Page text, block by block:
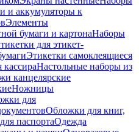
и аккумуляторы к
Элементы
бумаги и картонаНаборы
для этикет-
Этикетки самоклеящиеся
Настольные наборы из
канцелярские
Ножницы
для
Обложки для книг,
паспортаОдежда